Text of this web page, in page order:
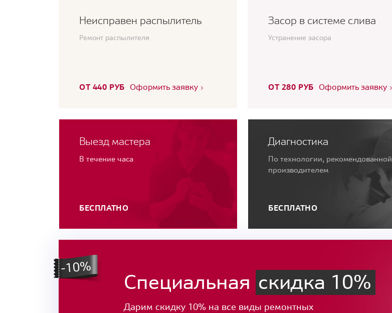
Неисправен распылитель
Ремонт распылителя
ОТ 440 РУБ Оформить заявку
Засор в системе слива
Устранение засора
ОТ 280 РУБ Оформить заявку
Выезд мастера
В течение часа
БЕСПЛАТНО
Диагностика
По технологии, рекомендованной
производителем
БЕСПЛАТНО
Специальная скидка 10%
Дарим скидку 10% на все виды ремонтных